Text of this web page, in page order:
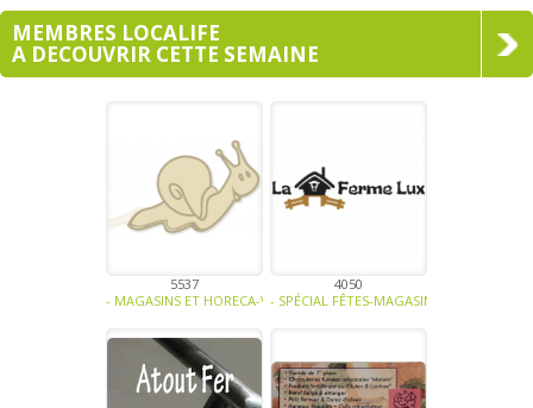
MEMBRES LOCALIFE
A DECOUVRIR CETTE SEMAINE
5537
- MAGASINS ET HORECA-VINAIGRE - HUILE - MOUTARDE-SPÉCIAL
4050
- SPÉCIAL FÊTES-MAGASINS ET HORECA-